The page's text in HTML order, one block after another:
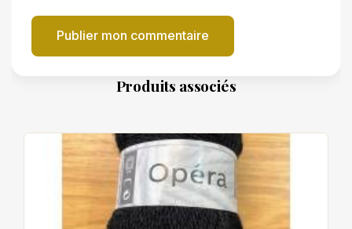
Publier mon commentaire
Produits associés